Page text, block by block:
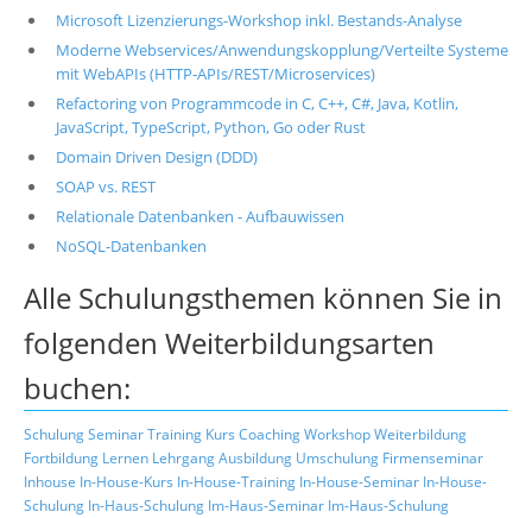
Microsoft Lizenzierungs-Workshop inkl. Bestands-Analyse
Moderne Webservices/Anwendungskopplung/Verteilte Systeme
mit WebAPIs (HTTP-APIs/REST/Microservices)
Refactoring von Programmcode in C, C++, C#, Java, Kotlin,
JavaScript, TypeScript, Python, Go oder Rust
Domain Driven Design (DDD)
SOAP vs. REST
Relationale Datenbanken - Aufbauwissen
NoSQL-Datenbanken
Alle Schulungsthemen können Sie in
folgenden Weiterbildungsarten
buchen:
SchulungSeminarTraining Kurs CoachingWorkshopWeiterbildung
Fortbildung Lernen LehrgangAusbildung Umschulung Firmenseminar
Inhouse In-House-Kurs In-House-Training In-House-Seminar In-House-
Schulung In-Haus-Schulung Im-Haus-Seminar Im-Haus-Schulung